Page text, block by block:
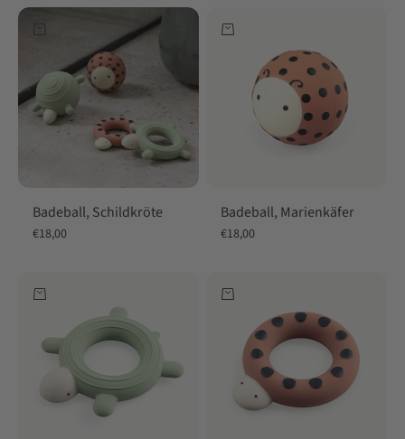
In den Warenkorb
Badeball, Schildkröte
Angebot
€18,00
In den Warenkorb
Badeball, Marienkäfer
Angebot
€18,00
In den Warenkorb In den Warenkorb